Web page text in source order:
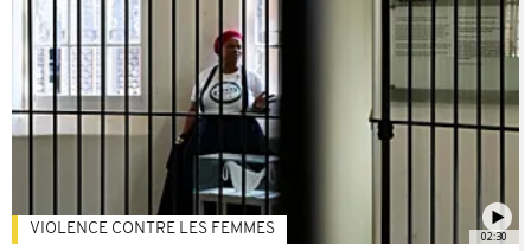
02:30
VIOLENCE CONTRE LES FEMMES